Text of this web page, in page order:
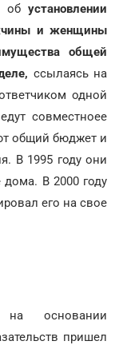
об установлении
и женщины
общей
ссылаясь на
одной
совместноее
общий бюджет и
В 1995 году они
В 2000 году
его на свое
на основании
пришел